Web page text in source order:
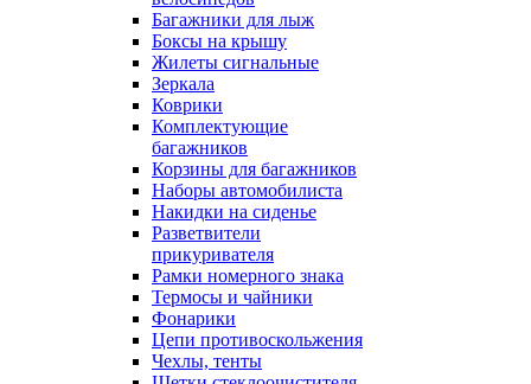
Багажники для лыж
Боксы на крышу
Жилеты сигнальные
Зеркала
Коврики
Комплектующие
багажников
Корзины для багажников
Наборы автомобилиста
Накидки на сиденье
Разветвители
прикуривателя
Рамки номерного знака
Термосы и чайники
Фонарики
Цепи противоскольжения
Чехлы, тенты